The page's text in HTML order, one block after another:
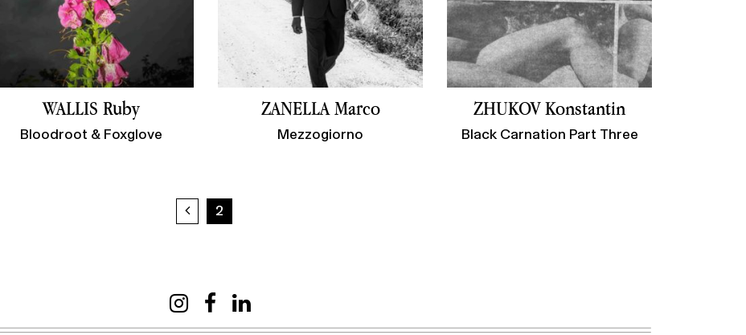
WALLIS Ruby
Bloodroot & Foxglove
ZANELLA Marco
Mezzogiorno
ZHUKOV Konstantin
Black Carnation Part Three
Previous page
2